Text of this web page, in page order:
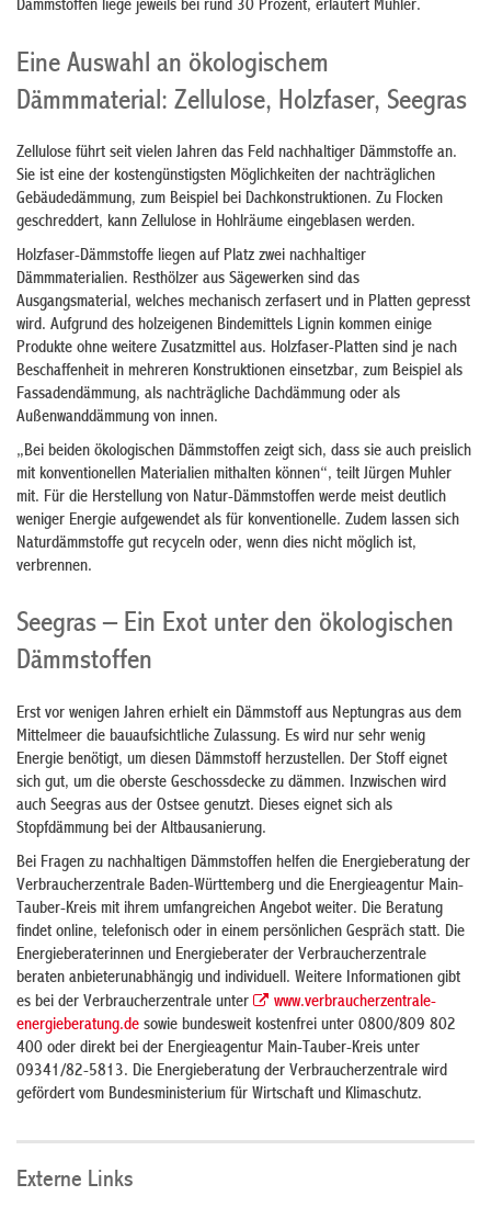
Dämmstoffen liege jeweils bei rund 30 Prozent, erläutert Muhler.
Eine Auswahl an ökologischem
Dämmmaterial: Zellulose, Holzfaser, Seegras
Zellulose führt seit vielen Jahren das Feld nachhaltiger Dämmstoffe an.
Sie ist eine der kostengünstigsten Möglichkeiten der nachträglichen
Gebäudedämmung, zum Beispiel bei Dachkonstruktionen. Zu Flocken
geschreddert, kann Zellulose in Hohlräume eingeblasen werden.
Holzfaser-Dämmstoffe liegen auf Platz zwei nachhaltiger
Dämmmaterialien. Resthölzer aus Sägewerken sind das
Ausgangsmaterial, welches mechanisch zerfasert und in Platten gepresst
wird. Aufgrund des holzeigenen Bindemittels Lignin kommen einige
Produkte ohne weitere Zusatzmittel aus. Holzfaser-Platten sind je nach
Beschaffenheit in mehreren Konstruktionen einsetzbar, zum Beispiel als
Fassadendämmung, als nachträgliche Dachdämmung oder als
Außenwanddämmung von innen.
„Bei beiden ökologischen Dämmstoffen zeigt sich, dass sie auch preislich
mit konventionellen Materialien mithalten können“, teilt Jürgen Muhler
mit. Für die Herstellung von Natur-Dämmstoffen werde meist deutlich
weniger Energie aufgewendet als für konventionelle. Zudem lassen sich
Naturdämmstoffe gut recyceln oder, wenn dies nicht möglich ist,
verbrennen.
Seegras – Ein Exot unter den ökologischen
Dämmstoffen
Erst vor wenigen Jahren erhielt ein Dämmstoff aus Neptungras aus dem
Mittelmeer die bauaufsichtliche Zulassung. Es wird nur sehr wenig
Energie benötigt, um diesen Dämmstoff herzustellen. Der Stoff eignet
sich gut, um die oberste Geschossdecke zu dämmen. Inzwischen wird
auch Seegras aus der Ostsee genutzt. Dieses eignet sich als
Stopfdämmung bei der Altbausanierung.
Bei Fragen zu nachhaltigen Dämmstoffen helfen die Energieberatung der
Verbraucherzentrale Baden-Württemberg und die Energieagentur Main-
Tauber-Kreis mit ihrem umfangreichen Angebot weiter. Die Beratung
findet online, telefonisch oder in einem persönlichen Gespräch statt. Die
Energieberaterinnen und Energieberater der Verbraucherzentrale
beraten anbieterunabhängig und individuell. Weitere Informationen gibt
es bei der Verbraucherzentrale unter
www.verbraucherzentrale-
energieberatung.de sowie bundesweit kostenfrei unter 0800/809 802
400 oder direkt bei der Energieagentur Main-Tauber-Kreis unter
09341/82-5813. Die Energieberatung der Verbraucherzentrale wird
gefördert vom Bundesministerium für Wirtschaft und Klimaschutz.
Externe Links